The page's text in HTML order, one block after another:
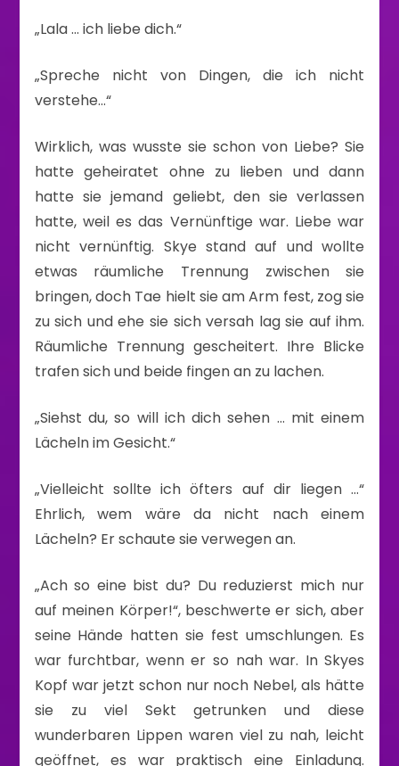
„Lala … ich liebe dich.“
„Spreche nicht von Dingen, die ich nicht
verstehe…“
Wirklich, was wusste sie schon von Liebe? Sie
hatte geheiratet ohne zu lieben und dann
hatte sie jemand geliebt, den sie verlassen
hatte, weil es das Vernünftige war. Liebe war
nicht vernünftig. Skye stand auf und wollte
etwas räumliche Trennung zwischen sie
bringen, doch Tae hielt sie am Arm fest, zog sie
zu sich und ehe sie sich versah lag sie auf ihm.
Räumliche Trennung gescheitert. Ihre Blicke
trafen sich und beide fingen an zu lachen.
„Siehst du, so will ich dich sehen … mit einem
Lächeln im Gesicht.“
„Vielleicht sollte ich öfters auf dir liegen …“
Ehrlich, wem wäre da nicht nach einem
Lächeln? Er schaute sie verwegen an.
„Ach so eine bist du? Du reduzierst mich nur
auf meinen Körper!“, beschwerte er sich, aber
seine Hände hatten sie fest umschlungen. Es
war furchtbar, wenn er so nah war. In Skyes
Kopf war jetzt schon nur noch Nebel, als hätte
sie zu viel Sekt getrunken und diese
wunderbaren Lippen waren viel zu nah, leicht
geöffnet, es war praktisch eine Einladung.